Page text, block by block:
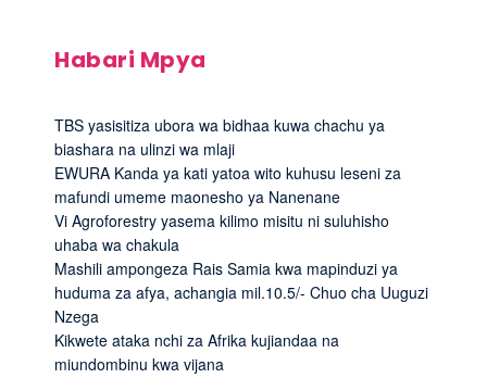
Habari Mpya
TBS yasisitiza ubora wa bidhaa kuwa chachu ya
biashara na ulinzi wa mlaji
EWURA Kanda ya kati yatoa wito kuhusu leseni za
mafundi umeme maonesho ya Nanenane
Vi Agroforestry yasema kilimo misitu ni suluhisho
uhaba wa chakula
Mashili ampongeza Rais Samia kwa mapinduzi ya
huduma za afya, achangia mil.10.5/- Chuo cha Uuguzi
Nzega
Kikwete ataka nchi za Afrika kujiandaa na
miundombinu kwa vijana